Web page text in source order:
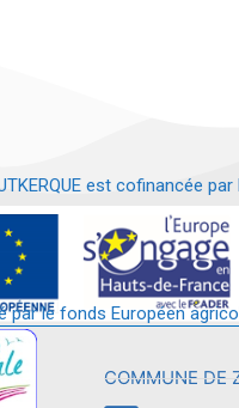
est cofinancée
et requalification d’un
par le fonds Européen
COMMUNE DE